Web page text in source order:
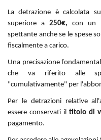
La detrazione è calcolata
superiore a250€, con un
spettante anche se le spese
fiscalmente a carico.
Una precisazione
che va riferito alle
"cumulativamente" per
Per le detrazioni relative
essere conservati il titolo di
pagamento.